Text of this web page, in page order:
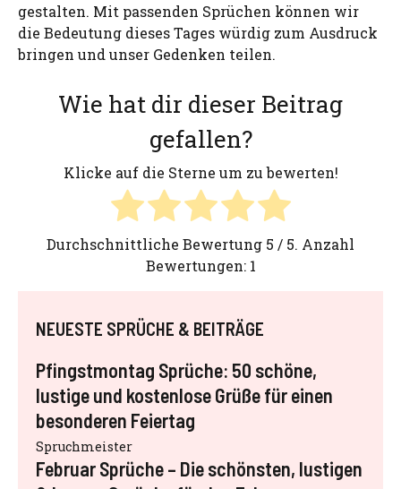
gestalten. Mit passenden Sprüchen können wir
die Bedeutung dieses Tages würdig zum Ausdruck
bringen und unser Gedenken teilen.
Wie hat dir dieser Beitrag
gefallen?
Klicke auf die Sterne um zu bewerten!
Durchschnittliche Bewertung 5 / 5. Anzahl
Bewertungen: 1
NEUESTE SPRÜCHE & BEITRÄGE
Pfingstmontag Sprüche: 50 schöne,
lustige und kostenlose Grüße für einen
besonderen Feiertag
Spruchmeister
Februar Sprüche – Die schönsten, lustigen